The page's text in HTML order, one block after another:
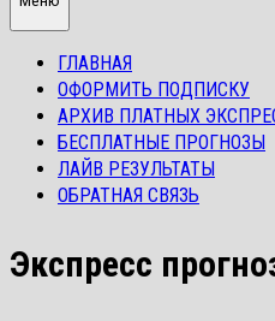
ГЛАВНАЯ
ОФОРМИТЬ ПОДПИСКУ
АРХИВ ПЛАТНЫХ
БЕСПЛАТНЫЕ ПРОГНОЗЫ
ЛАЙВ РЕЗУЛЬТАТЫ
ОБРАТНАЯ СВЯЗЬ
Экспресс